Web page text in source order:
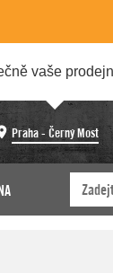
vaše
Praha - Černý Most